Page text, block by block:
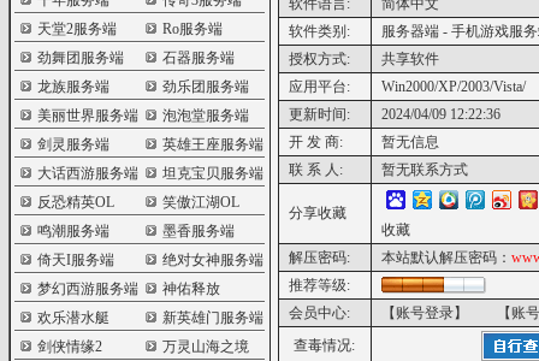
天堂2服务端
Ro服务端
劲舞团服务端
石器服务端
龙族服务端
劲乐团服务端
美丽世界服务端
泡泡堂服务端
剑灵服务端
英雄王座服务端
大话西游服务端
坦克宝贝服务端
反恐精英OL
笑傲江湖OL
鸣潮服务端
墨香服务端
倚天I服务端
绝对女神服务端
梦幻西游服务端
神佑释放
欢乐潜水艇
新英雄门服务端
剑侠情缘2
万灵山海之境
软件语言:
简体中文
软件类别:
服务器端 - 手机游戏服
授权方式:
共享软件
应用平台:
Win2000/XP/2003/Vista/
更新时间:
2024/04/09 12:22:36
开 发 商:
暂无信息
联 系 人:
暂无联系方式
分享收藏
收藏
解压密码:
本站默认解压密码：
推荐等级:
会员中心:
【账号登录】
【账
查毒情况: